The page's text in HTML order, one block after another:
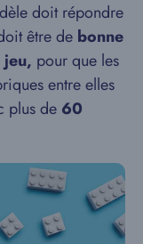
doit répondre
être de bonne
jeu, pour que les
entre elles
plus de 60